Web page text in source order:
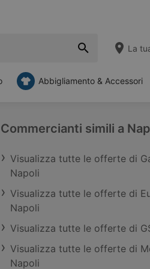
La
Abbigliamento & Accessori
Commercianti simili a
Visualizza tutte le offerte di
Napoli
Visualizza tutte le offerte di
Napoli
Visualizza tutte le offerte di
Visualizza tutte le offerte di
Napoli